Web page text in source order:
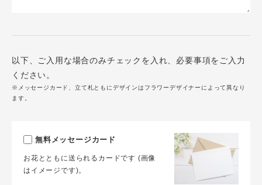
以下、ご入用な場合のみチェックを入れ、必要事項をご入力
ください。
※メッセージカード、立て札ともにデザインはフラワーデザイナーによって異なり
ます。
無料メッセージカード
お花とともに送られるカードです (画像
はイメージです)。